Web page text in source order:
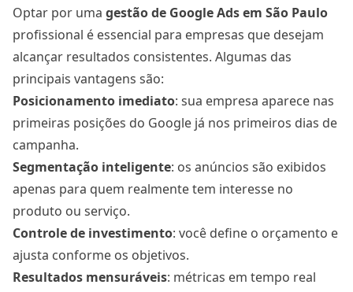
Optar por uma gestão de Google Adsem São Paulo
profissional é essencial para empresas que desejam
alcançar resultados consistentes. Algumas das
principais vantagens são:
Posicionamento imediato: sua empresa aparece nas
primeiras posições do Google já nos primeiros dias de
campanha.
Segmentação inteligente: os anúncios são exibidos
apenas para quem realmente tem interesse no
produto ou serviço.
Controle de investimento: você define o orçamento e
ajusta conforme os objetivos.
Resultados mensuráveis: métricas em tempo real